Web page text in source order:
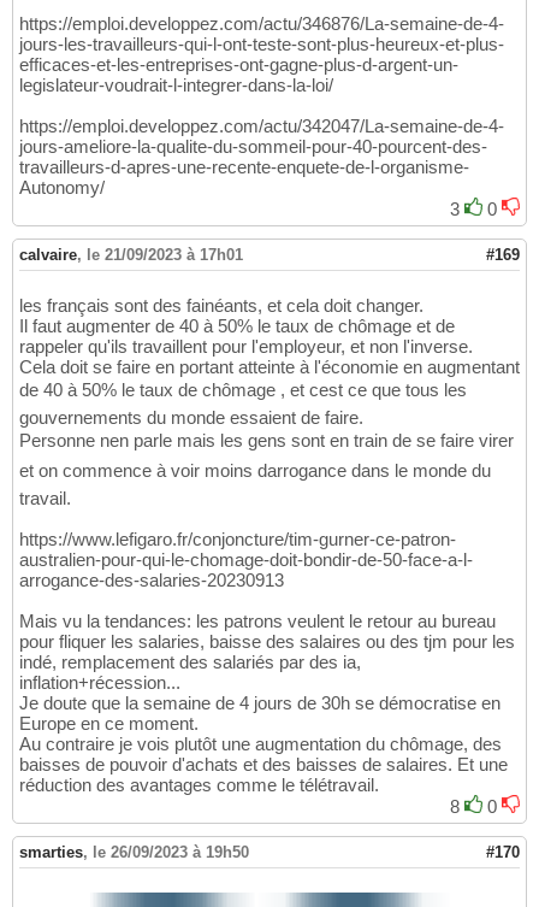
https://emploi.developpez.com/actu/346876/La-semaine-de-4-
jours-les-travailleurs-qui-l-ont-teste-sont-plus-heureux-et-plus-
efficaces-et-les-entreprises-ont-gagne-plus-d-argent-un-
legislateur-voudrait-l-integrer-dans-la-loi/
https://emploi.developpez.com/actu/342047/La-semaine-de-4-
jours-ameliore-la-qualite-du-sommeil-pour-40-pourcent-des-
travailleurs-d-apres-une-recente-enquete-de-l-organisme-
Autonomy/
3
0
calvaire, le 21/09/2023 à 17h01 #169
les français sont des fainéants, et cela doit changer.
Il faut augmenter de 40 à 50% le taux de chômage et de
rappeler qu'ils travaillent pour l'employeur, et non l'inverse.
Cela doit se faire en portant atteinte à l'économie en augmentant
de 40 à 50% le taux de chômage , et cest ce que tous les
gouvernements du monde essaient de faire.
Personne nen parle mais les gens sont en train de se faire virer
et on commence à voir moins darrogance dans le monde du
travail.
https://www.lefigaro.fr/conjoncture/tim-gurner-ce-patron-
australien-pour-qui-le-chomage-doit-bondir-de-50-face-a-l-
arrogance-des-salaries-20230913
Mais vu la tendances: les patrons veulent le retour au bureau
pour fliquer les salaries, baisse des salaires ou des tjm pour les
indé, remplacement des salariés par des ia,
inflation+récession...
Je doute que la semaine de 4 jours de 30h se démocratise en
Europe en ce moment.
Au contraire je vois plutôt une augmentation du chômage, des
baisses de pouvoir d'achats et des baisses de salaires. Et une
réduction des avantages comme le télétravail.
8
0
smarties, le 26/09/2023 à 19h50 #170